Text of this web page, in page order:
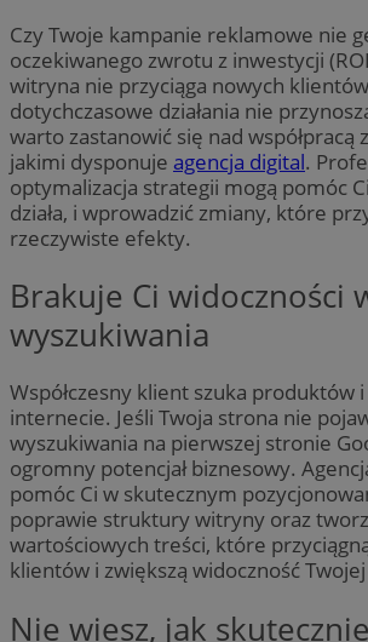
Czy Twoje kampanie reklamowe nie
oczekiwanego zwrotu z inwestycji
witryna nie przyciąga nowych
dotychczasowe działania nie
warto zastanowić się nad współpracą
jakimi dysponuje agencja digital.
optymalizacja strategii mogą pomóc
działa, i wprowadzić zmiany, które
rzeczywiste efekty.
Brakuje Ci widoczności
wyszukiwania
Współczesny klient szuka produktów i
internecie. Jeśli Twoja strona nie
wyszukiwania na pierwszej stronie
ogromny potencjał biznesowy.
pomóc Ci w skutecznym
poprawie struktury witryny oraz
wartościowych treści, które
klientów i zwiększą widoczność
Nie wiesz, jak